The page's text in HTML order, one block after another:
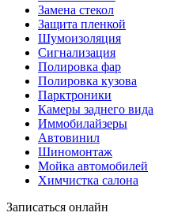
Замена стекол
Защита пленкой
Шумоизоляция
Сигнализация
Полировка фар
Полировка кузова
Парктроники
Камеры заднего вида
Иммобилайзеры
Автовинил
Шиномонтаж
Мойка автомобилей
Химчистка салона
Записаться онлайн